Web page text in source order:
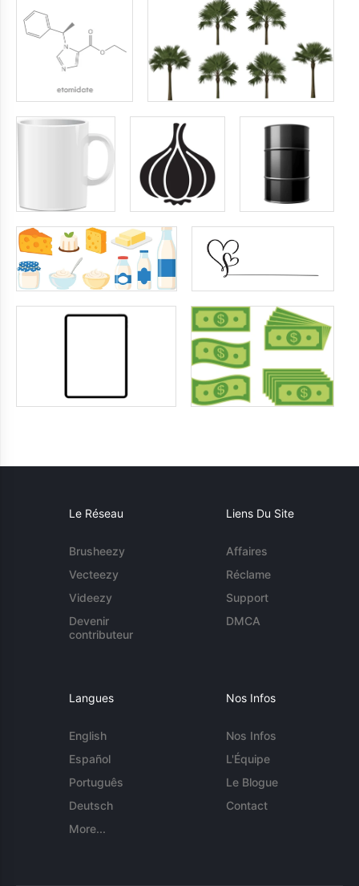
Le Réseau
Brusheezy
Vecteezy
Videezy
Devenir
contributeur
Liens Du Site
Affaires
Réclame
Support
DMCA
Langues
English
Español
Português
Deutsch
More...
Nos Infos
Nos Infos
L'Équipe
Le Blogue
Contact